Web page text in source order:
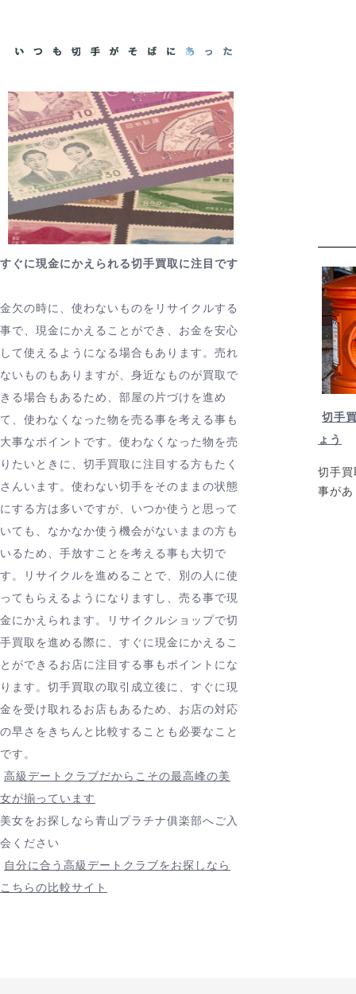
すぐに現金にかえられる切手買取に注目です
金欠の時に、使わないものをリサイクルする
事で、現金にかえることができ、お金を安心
して使えるようになる場合もあります。売れ
ないものもありますが、身近なものが買取で
きる場合もあるため、部屋の片づけを進め
て、使わなくなった物を売る事を考える事も
大事なポイントです。使わなくなった物を売
りたいときに、切手買取に注目する方もたく
さんいます。使わない切手をそのままの状態
にする方は多いですが、いつか使うと思って
いても、なかなか使う機会がないままの方も
いるため、手放すことを考える事も大切で
す。リサイクルを進めることで、別の人に使
ってもらえるようになりますし、売る事で現
金にかえられます。リサイクルショップで切
手買取を進める際に、すぐに現金にかえるこ
とができるお店に注目する事もポイントにな
ります。切手買取の取引成立後に、すぐに現
金を受け取れるお店もあるため、お店の対応
の早さをきちんと比較することも必要なこと
です。
高級デートクラブだからこその最高峰の美
女が揃っています
美女をお探しなら青山プラチナ俱楽部へご入
会ください
自分に合う高級デートクラブをお探しなら
こちらの比較サイト
切手
ょう
切手
事が